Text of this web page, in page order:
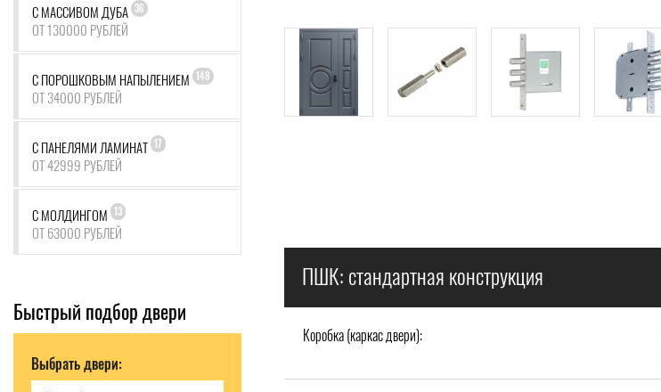
С МАССИВОМ ДУБА 36
ОТ 130000 РУБЛЕЙ
С ПОРОШКОВЫМ НАПЫЛЕНИЕМ 148
ОТ 34000 РУБЛЕЙ
С ПАНЕЛЯМИ ЛАМИНАТ 17
ОТ 42999 РУБЛЕЙ
С МОЛДИНГОМ 13
ОТ 63000 РУБЛЕЙ
Быстрый подбор двери
Выбрать двери:
ПШК: стандартная конструкция
Коробка (каркас двери):